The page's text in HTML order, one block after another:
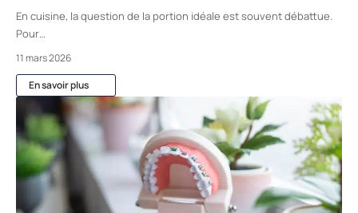
En cuisine, la question de la portion idéale est souvent débattue.
Pour
11 mars 2026
En savoir plus